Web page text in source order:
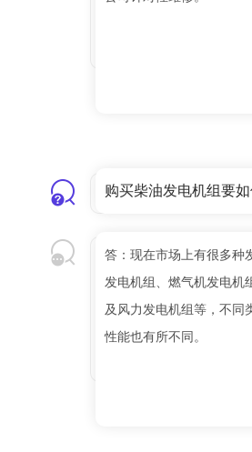
购买柴油发电机组要如
答：现在市场上有很多种
发电机组、燃气机发电机
及风力发电机组等，不同
性能也有所不同。